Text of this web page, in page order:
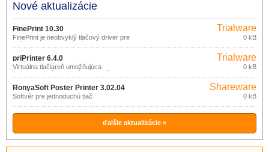
Nové aktualizácie
FinePrint 10.30
FinePrint je neobvyklý tlačový driver pre
Vaše Windows, ktorý Vám poskytne
dodatočné prezeranie a "neuveriteľné
formátovanie" Vašej tlače.
Trialware
0 kB
priPrinter 6.4.0
Virtuálna tlačiareň umožňujúca
zobrazenie náhľadu a úpravu tlačovej
úlohy ešte pred jej odoslaním na
skutočnú tlačiareň.
Trialware
0 kB
RonyaSoft Poster Printer 3.02.04
Softvér pre jednoduchú tlač
veľkorozmerových plagátov, posterov
alebo reklamných cedulí na bežných
tlačiarňach.
Shareware
0 kB
ďalšie aktualizácie »